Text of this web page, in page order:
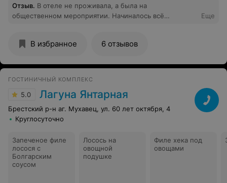
Отзыв. В отеле не проживала, а была на
общественном мероприятии. Начиналось всё
темными, не очень длинными волосами, собранными
в термопоте, ответ последовал грубый, можно сказать,
хамский, она нас передразнивала. Для меня было
обслуживающего персонала в отеле такого уровня.
Описываемое событие происходило на втором этаже
19 мая 2023 в районе 11 часов на конгрессе по
Еще
В избранное 6 отзывов
ГОСТИНИЧНЫЙ КОМПЛЕКС
5.0 Лагуна Янтарная
Брестский р-н аг. Мухавец, ул. 60 лет октября, 4
Круглосуточно
Запеченое филе
лосося с
Болгарским
соусом
Лосось на
овощной
подушке
Филе хека под
овощами